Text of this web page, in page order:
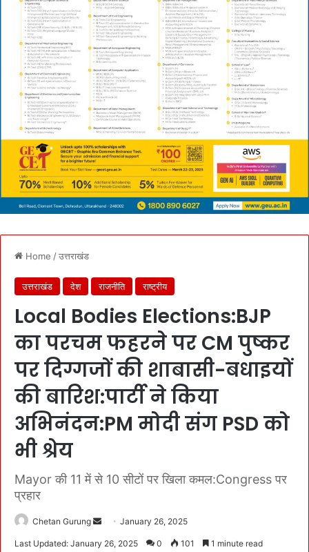
Home /उत्तराखंड
उत्तराखंड देश राजनीति राष्ट्रीय
Local Bodies Elections:BJP
का परचम फहरने पर CM पुष्कर
पर दिग्गजों की शाबासी-बधाइयों
की बारिश:पार्टी ने किया
अभिनंदन:PM मोदी संग PSD को
भी श्रेय
Mayor की 11 में से 10 सीटों पर खिला कमल:Congress पर
प्रहार
Chetan Gurung January 26, 2025
Last Updated: January 26, 2025 0 101 1 minute read